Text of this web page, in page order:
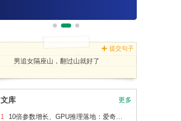
提交句子
男追女隔座山，翻过山就好了
文库 更多
1
10倍参数增长、GPU推理落地：爱奇艺广告CVR模型的升级之路